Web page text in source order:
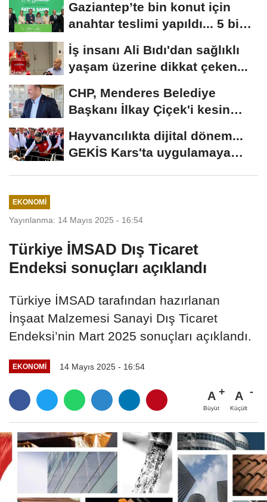
Gaziantep’te bin konut için
anahtar teslimi yapıldı... 5 bin
konutluk...
İş insanı Ali Bıdı'dan sağlıklı
yaşam üzerine dikkat çeken...
CHP, Menderes Belediye
Başkanı İlkay Çiçek'i kesin
Hayvancılıkta dijital dönem...
GEKİS Kars'ta uygulamaya
EKONOMI
Yayınlanma: 14 Mayıs 2025 - 16:54
Türkiye İMSAD Dış Ticaret
Endeksi sonuçları açıklandı
Türkiye İMSAD tarafından hazırlanan
İnşaat Malzemesi Sanayi Dış Ticaret
Endeksi’nin Mart 2025 sonuçları açıklandı.
EKONOMI 14 Mayıs 2025 - 16:54
A
Büyüt
A
Küçült